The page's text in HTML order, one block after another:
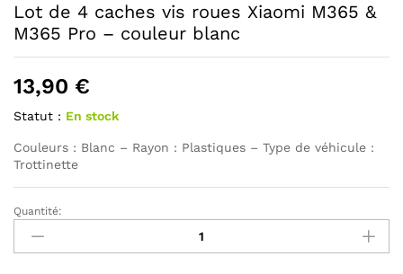
Lot de 4 caches vis roues Xiaomi M365 &
M365 Pro – couleur blanc
13,90 €
Statut : En stock
Couleurs : Blanc – Rayon : Plastiques – Type de véhicule :
Trottinette
Lot
4
Quantité: